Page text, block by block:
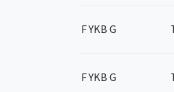
F YKB G
F YKB G